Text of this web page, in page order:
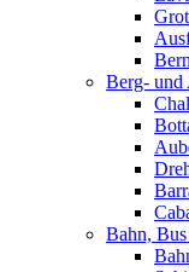
Berg- und
Bahn,